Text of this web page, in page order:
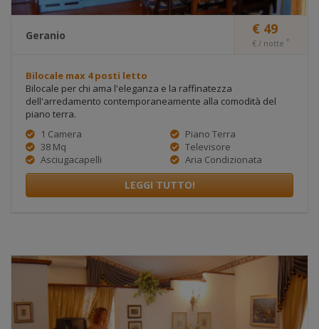
Geranio € 49
€ / notte *
Bilocale max 4 posti letto
Bilocale per chi ama l'eleganza e la raffinatezza
dell'arredamento contemporaneamente alla comodità del
piano terra.
1 Camera
38 Mq
Asciugacapelli
Piano Terra
Televisore
Aria Condizionata
LEGGI TUTTO!